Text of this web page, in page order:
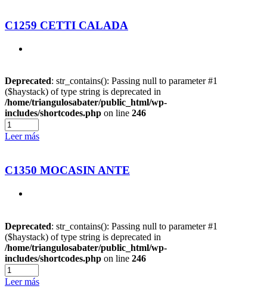
C1259 CETTI CALADA
Deprecated: str_contains(): Passing null to parameter #1
($haystack) of type string is deprecated in
/home/triangulosabater/public_html/wp-
includes/shortcodes.php on line 246
Leer más
C1350 MOCASIN ANTE
Deprecated: str_contains(): Passing null to parameter #1
($haystack) of type string is deprecated in
/home/triangulosabater/public_html/wp-
includes/shortcodes.php on line 246
Leer más